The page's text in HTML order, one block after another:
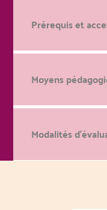
Prérequis et
Moyens
Modalités